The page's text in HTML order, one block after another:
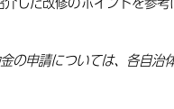
申請については、各自治